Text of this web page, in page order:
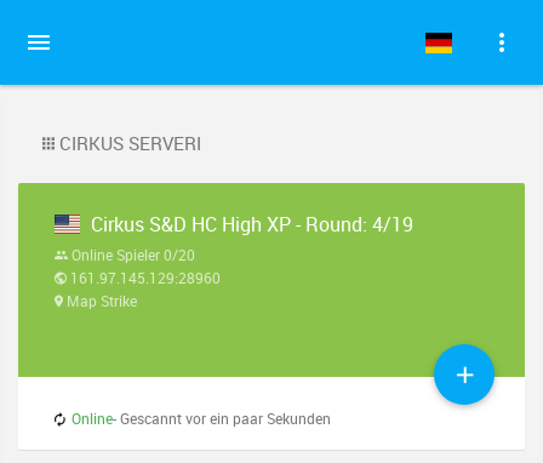
CIRKUS SERVERI
Cirkus S&D HC High XP - Round: 4/19
Online Spieler 0/20
161.97.145.129:28960
Map Strike
Online- Gescannt vor ein paar Sekunden